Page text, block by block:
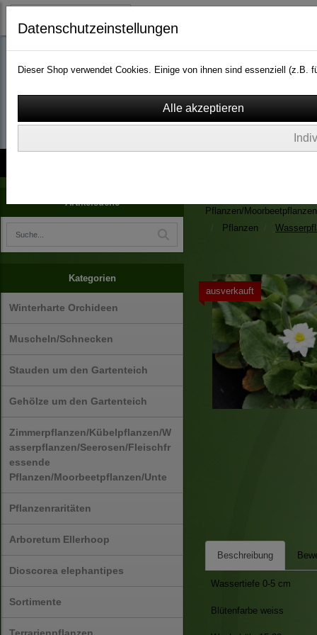
wassergarten-
Artikelsuche
Kategorien
Winterharte Orchideen
Muscheln/Schnecken
Stauden um den Gartenteich
Gehölze um den Gartenteich
Zimmerpflanzen/Kübelpflanzen/W
asserpflanzen/Seerosen/Fleischfr
essende
Pflanzen/Moorbeetpflanzen/Unte
Pflanzenraritäten
Arboretum Ellerhoop
Dioscorea elephantipes
Sortimente
Pflanzen/
Pflanzen
ausverkauft
Beschreibung
Wassertiefe 0-5 cm
Blütenfarbe weiss
Datenschutzeinstellungen
Dieser Shop verwendet Cookies. Einige von ihnen sind essenziell (z.B.